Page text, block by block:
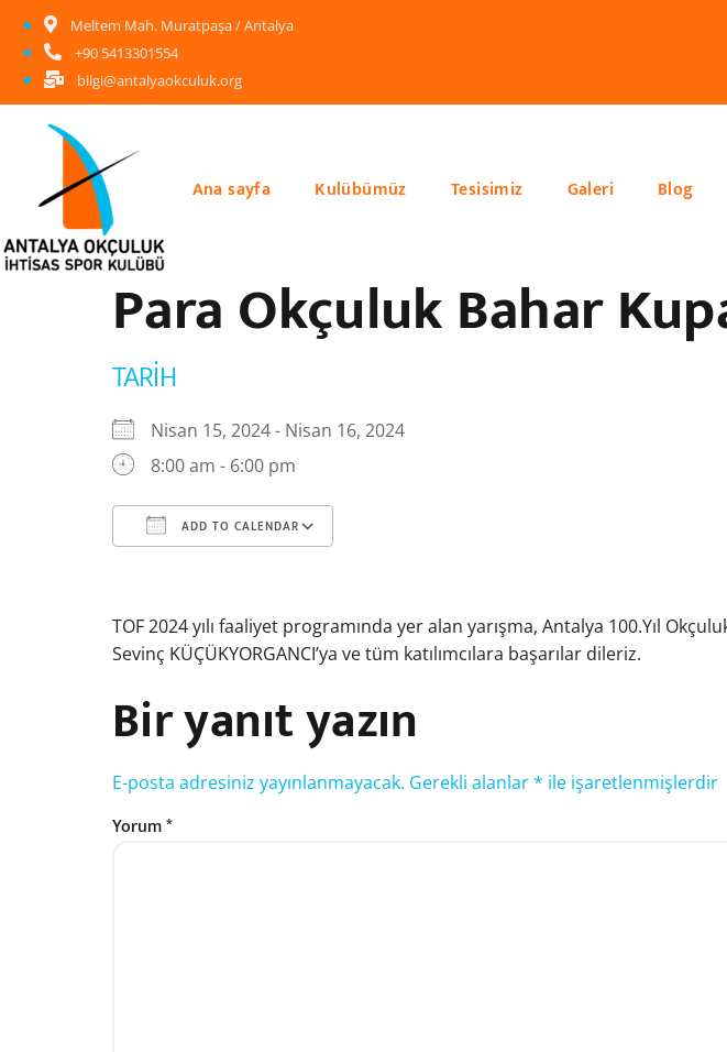
Meltem Mah. Muratpaşa / Antalya
+90 5413301554
bilgi@antalyaokculuk.org
Ana sayfa Kulübümüz Tesisimiz Galeri Blog
Para Okçuluk Bahar
TARIH
Nisan 15, 2024 - Nisan 16, 2024
8:00 am - 6:00 pm
ADD TO CALENDAR
TOF 2024 yılı faaliyet programında yer alan yarışma, Antalya 100.Yıl
Sevinç KÜÇÜKYORGANCI’ya ve tüm katılımcılara başarılar dileriz.
Bir yanıt yazın
E-posta adresiniz yayınlanmayacak. Gerekli alanlar* ile işaretlenmişlerdir
Yorum*